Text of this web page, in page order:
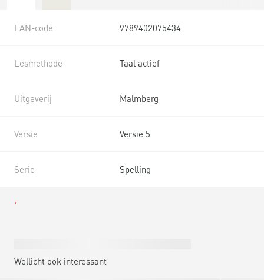
EAN-code 9789402075434
Lesmethode Taal actief
Uitgeverij Malmberg
Versie Versie 5
Serie Spelling
Wellicht ook interessant